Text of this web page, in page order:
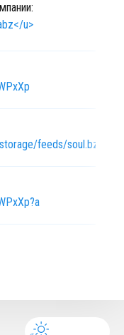
u>
feeds/soul.bz